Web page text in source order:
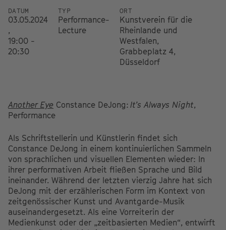
DATUM
03.05.2024
,
19:00 -
20:30
TYP
Performance-
Lecture
ORT
Kunstverein für die
Rheinlande und
Westfalen,
Grabbeplatz 4,
Düsseldorf
Another Eye Constance DeJong: It’s Always Night,
Performance
Als Schriftstellerin und Künstlerin findet sich
Constance DeJong in einem kontinuierlichen Sammeln
von sprachlichen und visuellen Elementen wieder: In
ihrer performativen Arbeit fließen Sprache und Bild
ineinander. Während der letzten vierzig Jahre hat sich
DeJong mit der erzählerischen Form im Kontext von
zeitgenössischer Kunst und Avantgarde-Musik
auseinandergesetzt. Als eine Vorreiterin der
Medienkunst oder der „zeitbasierten Medien“, entwirft